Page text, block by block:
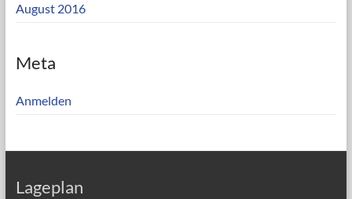
August 2016
Meta
Anmelden
Lageplan